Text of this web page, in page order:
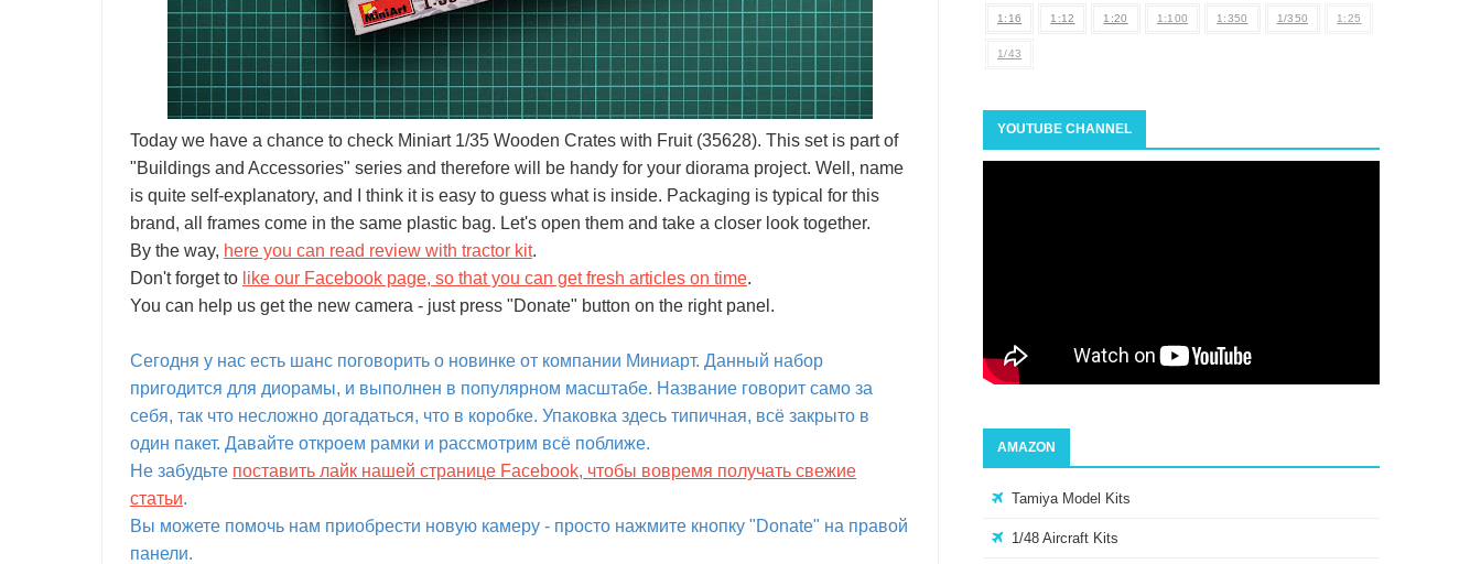
Today we have a chance to check Miniart 1/35 Wooden Crates with Fruit (35628). This set is part of
"Buildings and Accessories" series and therefore will be handy for your diorama project. Well, name
is quite self-explanatory, and I think it is easy to guess what is inside. Packaging is typical for this
brand, all frames come in the same plastic bag. Let's open them and take a closer look together.
By the way, here you can read review with tractor kit.
Don't forget to like our Facebook page, so that you can get fresh articles on time.
You can help us get the new camera - just press "Donate" button on the right panel.
Сегодня у нас есть шанс поговорить о новинке от компании Миниарт. Данный набор
пригодится для диорамы, и выполнен в популярном масштабе. Название говорит само за
себя, так что несложно догадаться, что в коробке. Упаковка здесь типичная, всё закрыто в
один пакет. Давайте откроем рамки и рассмотрим всё поближе.
Не забудьте поставить лайк нашей странице Facebook, чтобы вовремя получать свежие
статьи.
Вы можете помочь нам приобрести новую камеру - просто нажмите кнопку "Donate" на правой
панели.
1:16 1:12 1:20 1:100 1:350 1/350 1:25
1/43
YOUTUBE CHANNEL
AMAZON
Tamiya Model Kits
1/48 Aircraft Kits